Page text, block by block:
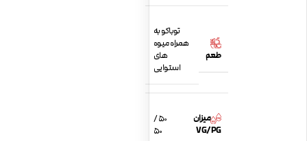
طعم
توباکو به
همراه میوه
های
استوایی
میزان
VG/PG
50 /
50